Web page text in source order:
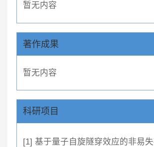
暂无内容
著作成果
暂无内容
科研项目
[1] 基于量子自旋隧穿效应的非易